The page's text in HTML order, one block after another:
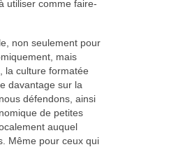
utiliser comme faire-
non seulement pour
mais
la culture formatée
davantage sur la
défendons, ainsi
de petites
auquel
Même pour ceux qui